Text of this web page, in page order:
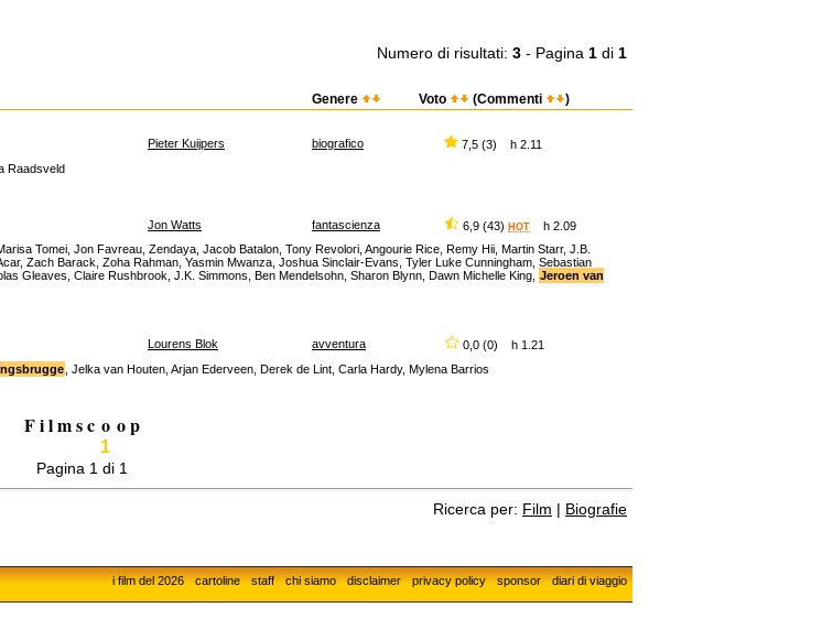
Numero di risultati: 3 - Pagina 1 di 1
Genere Voto (Commenti )
Pieter Kuijpers biografico
7,5 (3) h 2.11
Raadsveld
Jon Watts fantascienza 6,9 (43) HOT h 2.09
Tomei, Jon Favreau, Zendaya, Jacob Batalon, Tony Revolori, Angourie Rice, Remy Hii, Martin Starr, J.B.
Zach Barack, Zoha Rahman, Yasmin Mwanza, Joshua Sinclair-Evans, Tyler Luke Cunningham, Sebastian
Gleaves, Claire Rushbrook, J.K. Simmons, Ben Mendelsohn, Sharon Blynn, Dawn Michelle King, Jeroen van
Lourens Blok avventura
0,0 (0) h 1.21
, Jelka van Houten, Arjan Ederveen, Derek de Lint, Carla Hardy, Mylena Barrios
F i l m s c o
1
o p
Pagina 1 di 1
Ricerca per: Film | Biografie
diari di viaggio
sponsor
privacy policy
disclaimer
chi siamo
staff
cartoline
i film del 2026